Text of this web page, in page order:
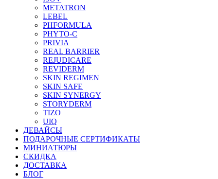
METATRON
LEBEL
PHFORMULA
PHYTO-C
PRIVIA
REAL BARRIER
REJUDICARE
REVIDERM
SKIN REGIMEN
SKIN SAFE
SKIN SYNERGY
STORYDERM
TIZO
UIQ
ДЕВАЙСЫ
ПОДАРОЧНЫЕ СЕРТИФИКАТЫ
МИНИАТЮРЫ
СКИДКА
ДОСТАВКА
БЛОГ